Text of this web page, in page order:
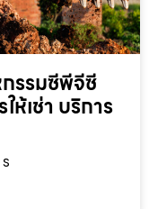
กรรมซีพีจีซี
ห้เช่า บริการ